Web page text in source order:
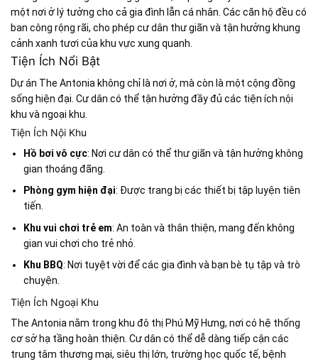
một nơi ở lý tưởng cho cả gia đình lẫn cá nhân. Các căn hộ đều có
ban công rộng rãi, cho phép cư dân thư giãn và tận hưởng khung
cảnh xanh tươi của khu vực xung quanh.
Tiện Ích Nổi Bật
Dự án The Antonia không chỉ là nơi ở, mà còn là một cộng đồng
sống hiện đại. Cư dân có thể tận hưởng đầy đủ các tiện ích nội
khu và ngoại khu.
Tiện Ích Nội Khu
Hồ bơi vô cực: Nơi cư dân có thể thư giãn và tận hưởng không
gian thoáng đãng.
Phòng gym hiện đại: Được trang bị các thiết bị tập luyện tiên
tiến.
Khu vui chơi trẻ em: An toàn và thân thiện, mang đến không
gian vui chơi cho trẻ nhỏ.
Khu BBQ: Nơi tuyệt vời để các gia đình và bạn bè tụ tập và trò
chuyện.
Tiện Ích Ngoại Khu
The Antonia nằm trong khu đô thị Phú Mỹ Hưng, nơi có hệ thống
cơ sở hạ tầng hoàn thiện. Cư dân có thể dễ dàng tiếp cận các
trung tâm thương mại, siêu thị lớn, trường học quốc tế, bệnh